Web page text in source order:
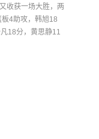
收获一场大胜，两
4助攻，韩旭18
18分，黄思静11